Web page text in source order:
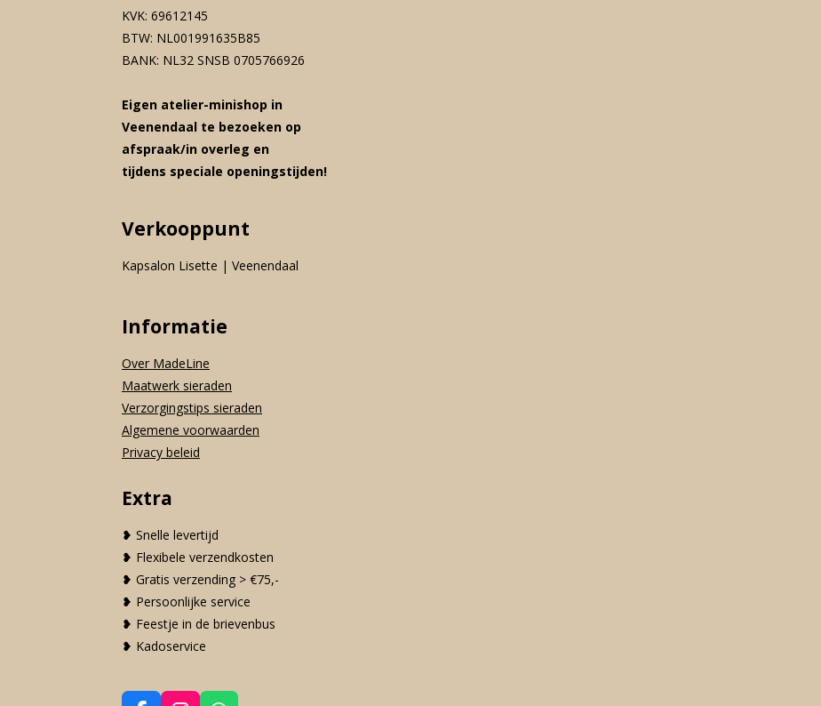
KVK: 69612145
BTW: NL001991635B85
BANK: NL32 SNSB 0705766926
Eigen atelier-minishop in
Veenendaal te bezoeken op
afspraak/in overleg en
tijdens speciale openingstijden!
Verkooppunt
Kapsalon Lisette | Veenendaal
Informatie
Over MadeLine
Maatwerk sieraden
Verzorgingstips sieraden
Algemene voorwaarden
Privacy beleid
Extra
❥ Snelle levertijd
❥ Flexibele verzendkosten
❥ Gratis verzending > €75,-
❥ Persoonlijke service
❥ Feestje in de brievenbus
❥ Kadoservice